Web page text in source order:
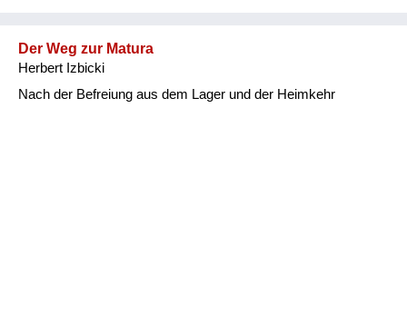
Der Weg zur Matura
Herbert Izbicki
Nach der Befreiung aus dem Lager und der Heimkehr